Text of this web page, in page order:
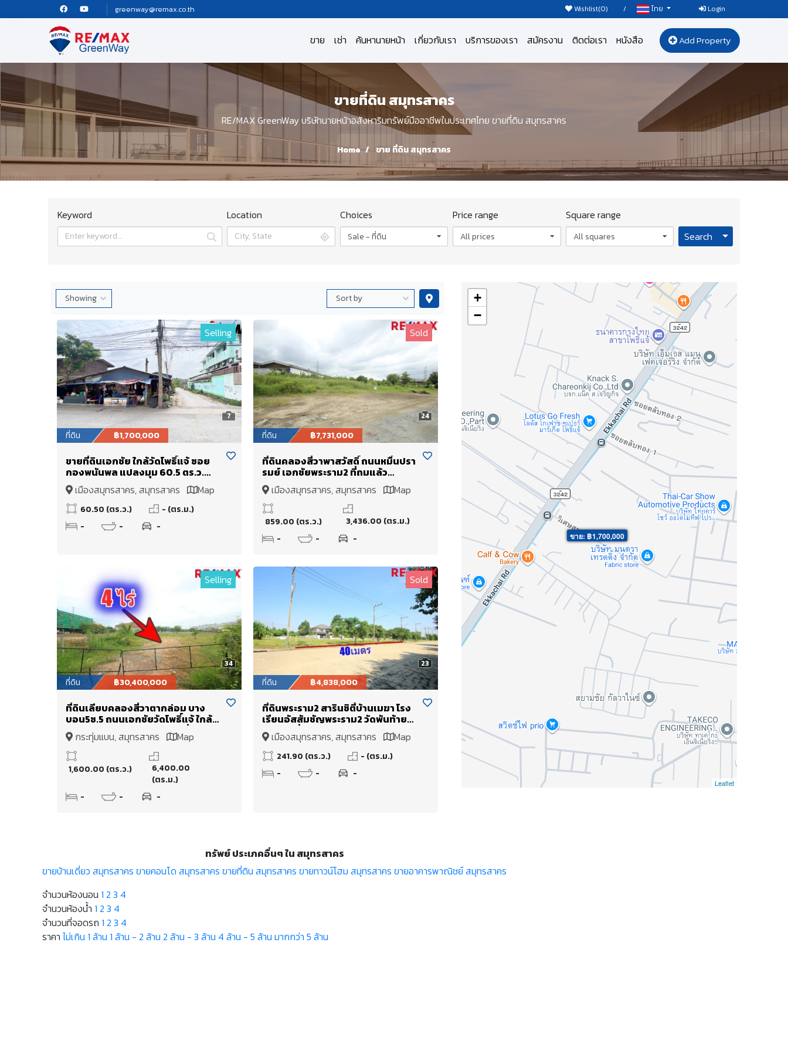
greenway@remax.co.th Wishlist(0) / ไทย Login
ขาย เช่า ค้นหานายหน้า เกี่ยวกับเรา บริการของเรา สมัครงาน ติดต่อเรา หนังสือ Add Property
ขายที่ดิน สมุทรสาคร
RE/MAX GreenWay บริษัทนายหน้าอสังหาริมทรัพย์มืออาชีพในประเทศไทย ขายที่ดิน สมุทรสาคร
Home ขาย ที่ดิน สมุทรสาคร
Keyword Location Choices
Sale - ที่ดิน
Price range
All prices
Square range
All squares Search Toggle
7
Selling
ที่ดิน ฿1,700,000
ขายที่ดินเอกชัย ใกล้วัดโพธิ์แจ้ ซอย
กองพนันพล แปลงมุม 60.5 ตร.ว.
พร้อมห้องเช่า 7 ห้อง เพียง 1.7 ล้าน
บาทเมืองสมุทรสาคร, สมุทรสาคร Map
60.50 (ตร.ว.)
- (ตร.ม.)
-
- -
24
Sold
ที่ดิน ฿7,731,000
ที่ดินคลองสี่วาพาสวัสดิ์ ถนนหมื่นปรา
รมย์ เอกชัยพระราม2 ที่ถมแล้ว
859ตารางวา เหมาะสร้างโกดัง
โรงงาน คลังเก็บสินค้า ใกล้ศูนย์การ
แพทย์โรงพยาบาลศิริราช ราคาต่อรอง
ได้
เมืองสมุทรสาคร, สมุทรสาคร Map
859.00 (ตร.ว.)
3,436.00 (ตร.ม.)
-
- -
34
Selling
ที่ดิน ฿30,400,000
ที่ดินเลียบคลองสี่วาตากล่อม บาง
บอน5ซ.5 ถนนเอกชัยวัดโพธิ์แจ้ ใกล้
สวนจงสถิตย์ ตลาดคุณนาย ที่ดินถม
แล้ว 4ไร่ สร้างโรงงาน โกดัง หอพัก
กระทุ่มแบน, สมุทรสาคร Map
1,600.00 (ตร.ว.)
6,400.00
(ตร.ม.)
-
- -
23
Sold
ที่ดิน ฿4,838,000
ที่ดินพระราม2 สารินซิตี้บ้านเมฆา โรง
เรียนอัสสัมชัญพระราม2 วัดพันท้าย
นรสิงห์ ที่ดินสร้างบ้านติดถนน
เมน2ด้าน 241.9 ตร.ว ขายต่ำกว่าราคา
ประเมินกรมที่ดิน
เมืองสมุทรสาคร, สมุทรสาคร Map
241.90 (ตร.ว.)
- (ตร.ม.)
-
- -
ขาย: ฿1,700,000
+
−
Leaflet
ทรัพย์ ประเภคอื่นๆ ใน สมุทรสาคร
ขายบ้านเดี่ยว สมุทรสาคร ขายคอนโด สมุทรสาคร ขายที่ดิน สมุทรสาคร ขายทาวน์โฮม สมุทรสาคร ขายอาคารพาณิชย์ สมุทรสาคร
จำนวนห้องนอน 1 2 3 4
จำนวนห้องน้ำ 1 2 3 4
จำนวนที่จอดรถ 1 2 3 4
ราคา ไม่เกิน 1 ล้าน 1 ล้าน - 2 ล้าน 2 ล้าน - 3 ล้าน 4 ล้าน - 5 ล้าน มากกว่า 5 ล้าน